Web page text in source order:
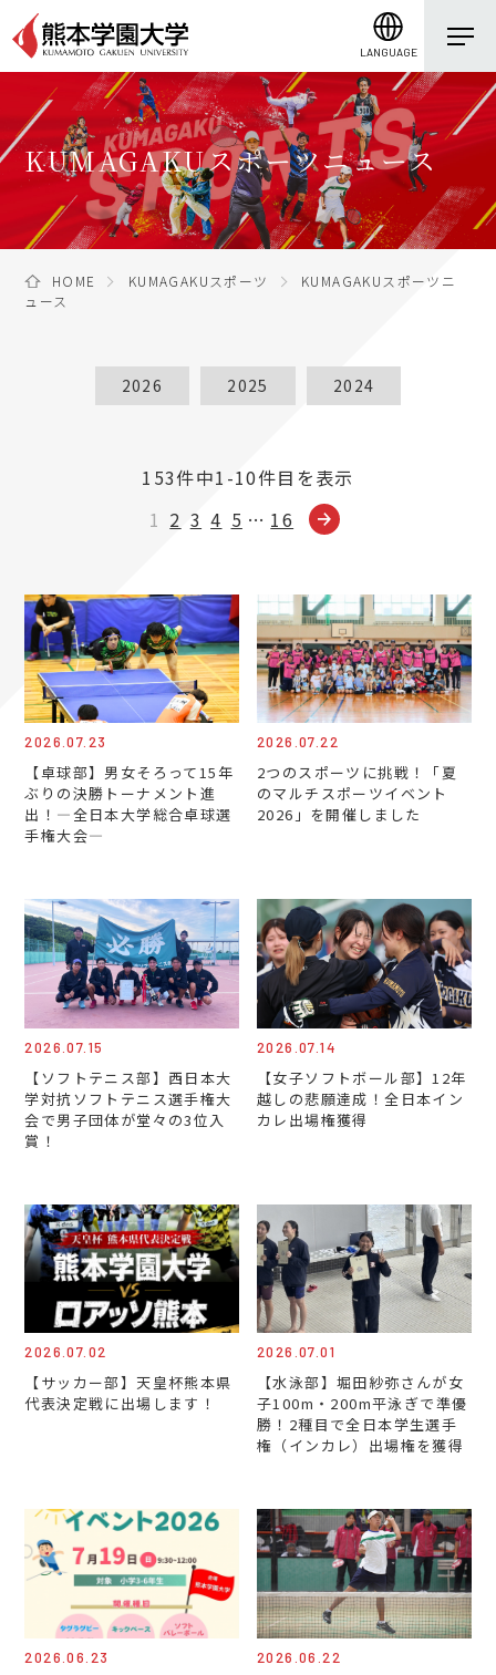
LANGUAGE
KUMAGAKUスポーツニュース
HOME KUMAGAKUスポーツ
KUMAGAKUスポーツニ
ュース
2026 2025 2024
153件中1-10件目を表示
1 2 3 4 5 … 16
2026.07.23
【卓球部】男女そろって15年
ぶりの決勝トーナメント進
出！―全日本大学総合卓球選
手権大会―
2026.07.22
2つのスポーツに挑戦！「夏
のマルチスポーツイベント
2026」を開催しました
2026.07.15
【ソフトテニス部】西日本大
学対抗ソフトテニス選手権大
会で男子団体が堂々の3位入
賞！
2026.07.14
【女子ソフトボール部】12年
越しの悲願達成！全日本イン
カレ出場権獲得
2026.07.02
【サッカー部】天皇杯熊本県
代表決定戦に出場します！
2026.07.01
【水泳部】堀田紗弥さんが女
子100m・200m平泳ぎで準優
勝！2種目で全日本学生選手
権（インカレ）出場権を獲得
2026.06.23 2026.06.22